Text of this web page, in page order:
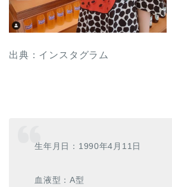
出典：インスタグラム
生年月日：1990年4月11日
血液型：A型